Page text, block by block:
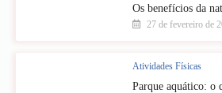
Os benefícios da
27 de fevereiro de
Atividades Físicas
Parque aquático: o